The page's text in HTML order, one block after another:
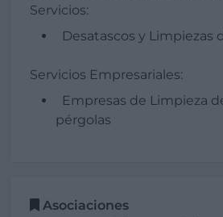
Servicios:
Desatascos y Limpiezas
Servicios Empresariales:
Empresas de Limpieza
pérgolas
Asociaciones